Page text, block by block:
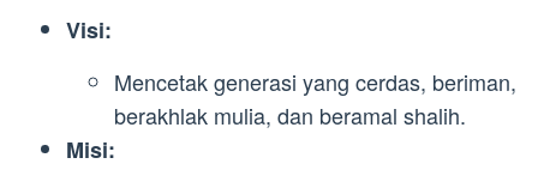
Visi:
Mencetak generasi yang cerdas, beriman,
berakhlak mulia, dan beramal shalih.
Misi: